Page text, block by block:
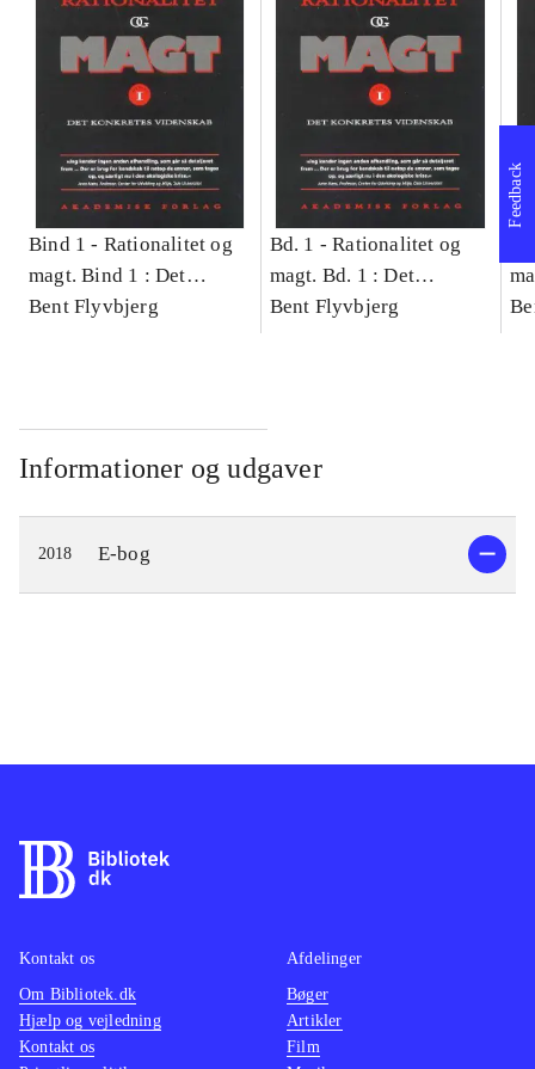
Bind 1 - Rationalitet og
magt. Bind 1 : Det
konkretes videnskab
Bent Flyvbjerg
Bd. 1 -Rationalitet og
magt. Bd. 1 : Det
konkretes videnskab
Bent Flyvbjerg
Informationer og udgaver
2018 E-bog
Feedback
Kontakt os
Om Bibliotek.dk
Hjælp og vejledning
Kontakt os
Afdelinger
Bøger
Artikler
Film